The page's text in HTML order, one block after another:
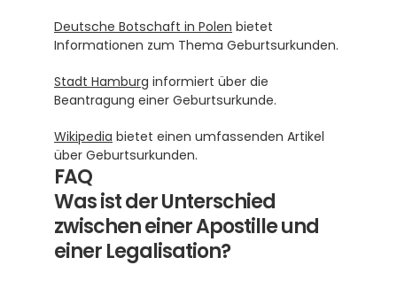
Deutsche Botschaft in Polen bietet
Informationen zum Thema Geburtsurkunden.
Stadt Hamburg informiert über die
Beantragung einer Geburtsurkunde.
Wikipedia bietet einen umfassenden Artikel
über Geburtsurkunden.
FAQ
Was ist der Unterschied
zwischen einer Apostille und
einer Legalisation?